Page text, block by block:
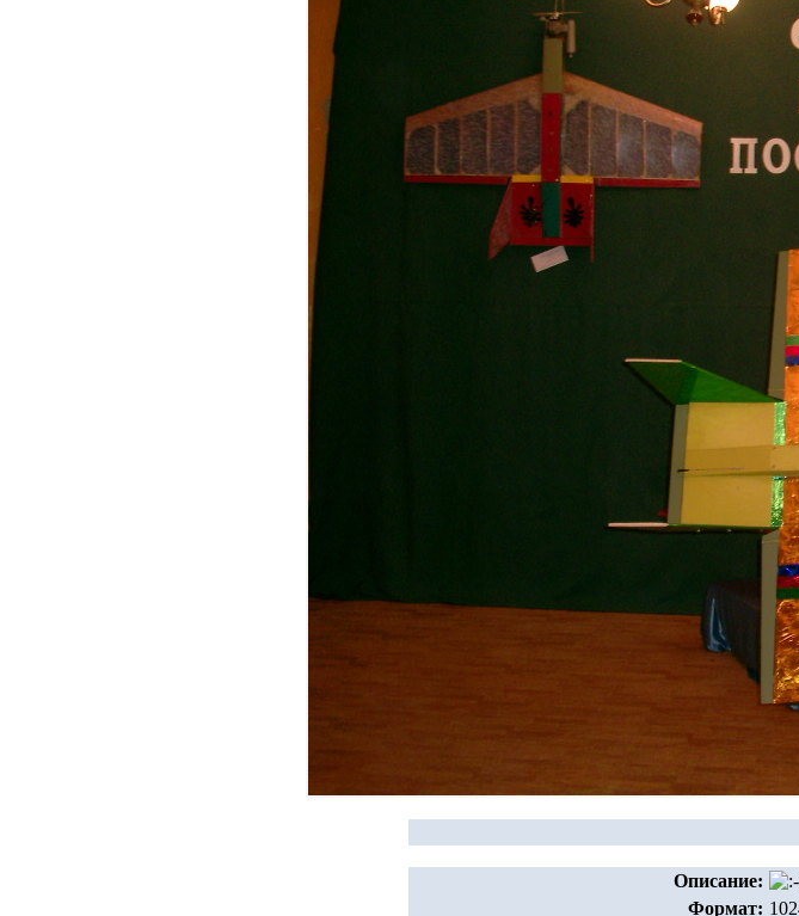
Описание:
Формат: